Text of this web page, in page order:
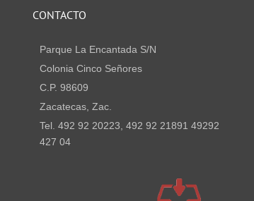
CONTACTO
Parque La Encantada S/N
Colonia Cinco Señores
C.P. 98609
Zacatecas, Zac.
Tel. 492 92 20223, 492 92 21891 49292
427 04